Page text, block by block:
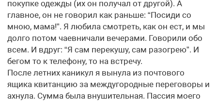
покупке одежды (их он получал от другой). А
главное, он не говорил как раньше: “Посиди со
мною, мама!”. Я любила смотреть, как он ест, и мы
долго потом чаевничали вечерами. Говорили обо
всем. И вдруг: “Я сам перекушу, сам разогрею”. И
бегом то к телефону, то на встречу.
После летних каникул я вынула из почтового
ящика квитанцию за междугородные переговоры и
ахнула. Сумма была внушительная. Пассия моего